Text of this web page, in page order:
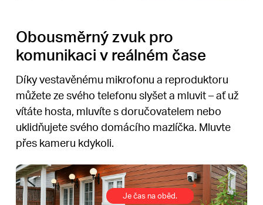
Obousměrný zvuk pro
komunikaci v reálném čase
Díky vestavěnému mikrofonu a reproduktoru
můžete ze svého telefonu slyšet a mluvit – ať už
vítáte hosta, mluvíte s doručovatelem nebo
uklidňujete svého domácího mazlíčka. Mluvte
přes kameru kdykoli.
Je čas na oběd.